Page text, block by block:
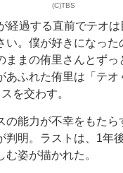
(C)TBS
過する直前でテオは
い。僕が好きになっ
ままの侑里さんとずっ
あふれた侑里は「テオ
を交わす。
能力が不幸をもたら
判明。ラストは、1年
む姿が描かれた。